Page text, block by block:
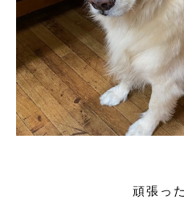
頑張っ